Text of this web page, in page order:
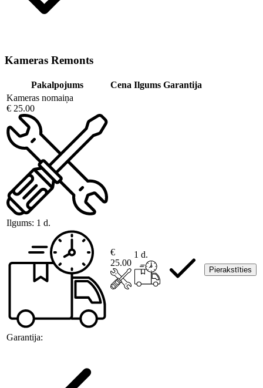
Kameras Remonts
Pakalpojums Cena Ilgums Garantija
Kameras nomaiņa
€ 25.00
Ilgums: 1 d.
Garantija:
€
25.00
1 d.
Pierakstīties